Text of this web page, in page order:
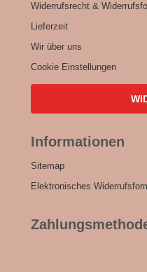
Widerrufsrecht &
Lieferzeit
Wir über uns
Cookie Einstellungen
Informationen
Sitemap
Elektronisches